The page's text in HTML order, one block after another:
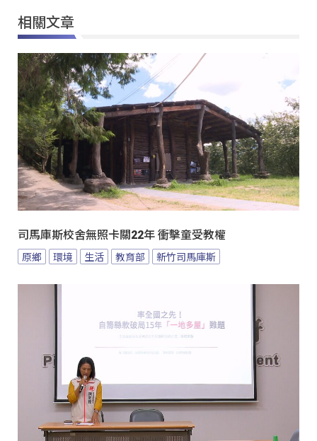
相關文章
司馬庫斯校舍無照卡關22年 衝擊童受教權
原鄉 環境 生活 教育部 新竹司馬庫斯